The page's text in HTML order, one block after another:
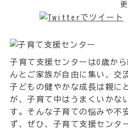
子育て支援センターは0歳か
んとご家族が自由に集い、交
子どもの健やかな成長は親に
が、子育て中はうまくいかな
す。そんな子育ての悩みや不
ず、ぜひ、子育て支援センタ